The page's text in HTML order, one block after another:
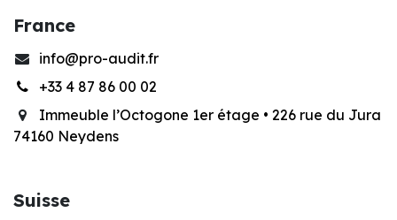
France
info@pro-audit.fr
+33 4 87 86 00 02
Immeuble l’Octogone 1er étage • 226 rue du Jura
74160 Neydens
Suisse